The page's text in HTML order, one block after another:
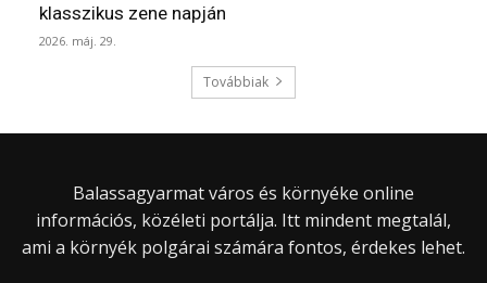
klasszikus zene napján
2026. máj. 29.
Továbbiak
Balassagyarmat város és környéke online
információs, közéleti portálja. Itt mindent megtalál,
ami a környék polgárai számára fontos, érdekes lehet.